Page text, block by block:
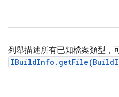
列舉描述所有已知檔案類型，